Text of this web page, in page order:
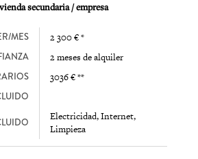
secundaria / empresa
MES 2 300 € *
2 meses de alquiler
3036 € **
Electricidad, Internet,
Limpieza